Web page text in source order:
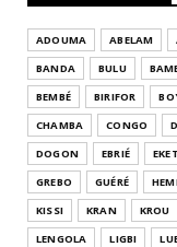
ADOUMA ABELAM
BANDA
BULU
BEMBÉ
BIRIFOR
CHAMBA
CONGO
DOGON
EBRIÉ EKET
GREBO
GUÉRÉ
KISSI
KRAN KROU
LENGOLA
LIGBI